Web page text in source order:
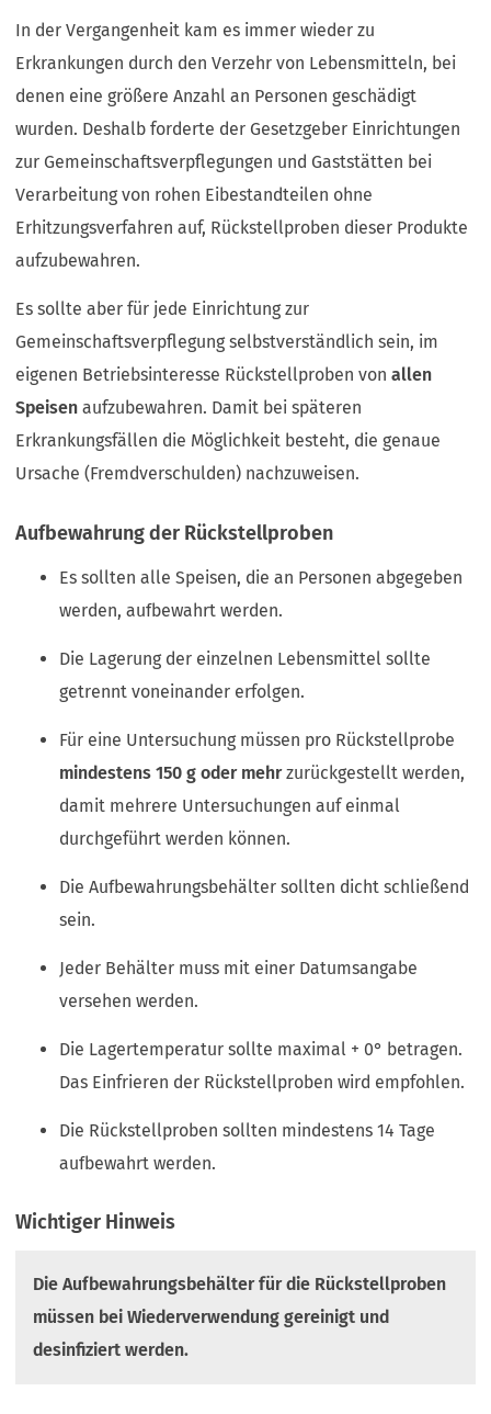
In der Vergangenheit kam es immer wieder zu
Erkrankungen durch den Verzehr von Lebensmitteln, bei
denen eine größere Anzahl an Personen geschädigt
wurden. Deshalb forderte der Gesetzgeber Einrichtungen
zur Gemeinschaftsverpflegungen und Gaststätten bei
Verarbeitung von rohen Eibestandteilen ohne
Erhitzungsverfahren auf, Rückstellproben dieser Produkte
aufzubewahren.
Es sollte aber für jede Einrichtung zur
Gemeinschaftsverpflegung selbstverständlich sein, im
eigenen Betriebsinteresse Rückstellproben vonallen
Speisenaufzubewahren. Damit bei späteren
Erkrankungsfällen die Möglichkeit besteht, die genaue
Ursache (Fremdverschulden) nachzuweisen.
Aufbewahrung der Rückstellproben
Es sollten alle Speisen, die an Personen abgegeben
werden, aufbewahrt werden.
Die Lagerung der einzelnen Lebensmittel sollte
getrennt voneinander erfolgen.
Für eine Untersuchung müssen pro Rückstellprobe
mindestens 150 g oder mehrzurückgestellt werden,
damit mehrere Untersuchungen auf einmal
durchgeführt werden können.
Die Aufbewahrungsbehälter sollten dicht schließend
sein.
Jeder Behälter muss mit einer Datumsangabe
versehen werden.
Die Lagertemperatur sollte maximal + 0° betragen.
Das Einfrieren der Rückstellproben wird empfohlen.
Die Rückstellproben sollten mindestens 14 Tage
aufbewahrt werden.
Wichtiger Hinweis
Die Aufbewahrungsbehälter für die Rückstellproben
müssen bei Wiederverwendung gereinigt und
desinfiziert werden.